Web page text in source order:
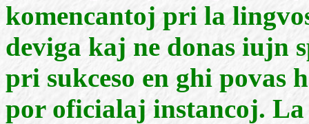
komencantoj pri la
deviga kaj ne donas iujn
pri sukceso en ghi
por oficialaj instancoj.